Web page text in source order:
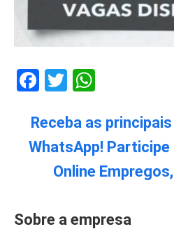
Facebook
Twitter
Receba as
WhatsApp!
Online
Sobre a empresa